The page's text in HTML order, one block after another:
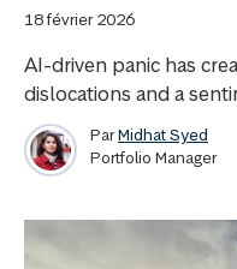
18 février 2026
AI-driven panic has
dislocations and a
ParMidhat Syed
Portfolio Manager